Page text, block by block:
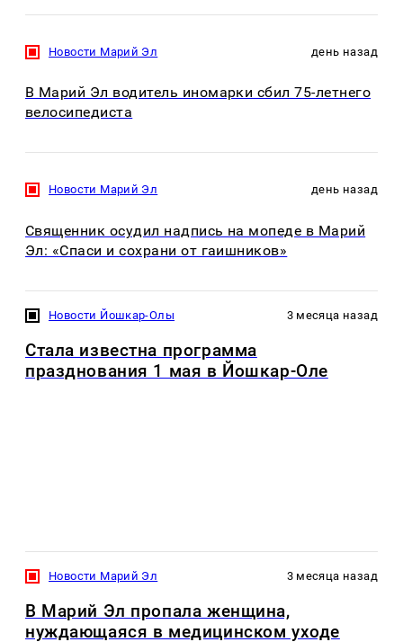
Новости Марий Эл день назад
В Марий Эл водитель иномарки сбил 75-летнего
велосипедиста
Новости Марий Эл день назад
Священник осудил надпись на мопеде в Марий
Эл: «Спаси и сохрани от гаишников»
Новости Йошкар-Олы 3 месяца назад
Стала известна программа
празднования 1 мая в Йошкар-Оле
Новости Марий Эл 3 месяца назад
В Марий Эл пропала женщина,
нуждающаяся в медицинском уходе